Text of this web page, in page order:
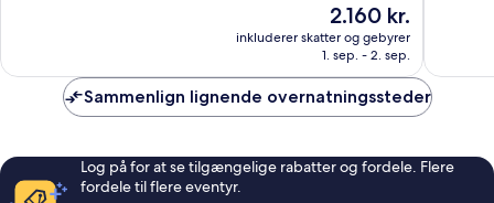
Prisen
er
2.160 kr.
2.160 kr.
inkluderer skatter og gebyrer
1. sep. - 2. sep.
Sammenlign lignende overnatningssteder
Log på for at se tilgængelige rabatter og fordele. Flere
fordele til flere eventyr.